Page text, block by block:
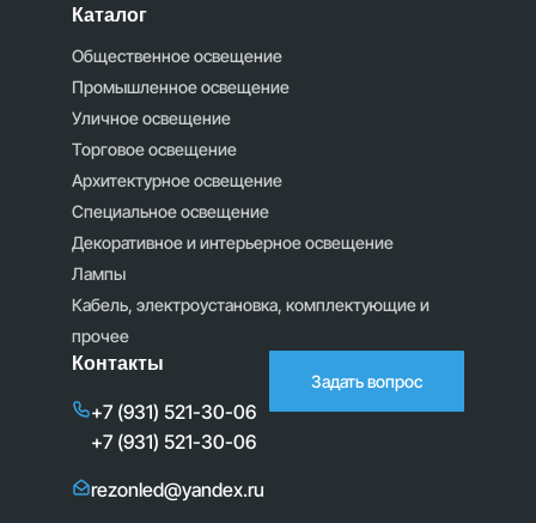
Каталог
Общественное освещение
Промышленное освещение
Уличное освещение
Торговое освещение
Архитектурное освещение
Специальное освещение
Декоративное и интерьерное освещение
Лампы
Кабель, электроустановка, комплектующие и
прочее
Контакты
+7 (931) 521-30-06
+7 (931) 521-30-06
rezonled@yandex.ru
Задать вопрос